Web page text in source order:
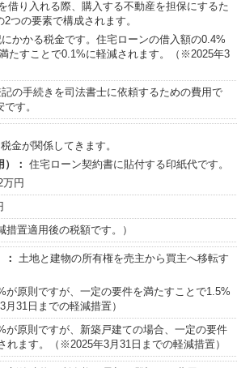
借り入れる際、購入する不動産を担保にするた
つの要素で構成されます。
かかる税金です。住宅ローンの借入額の0.4%
たすことで0.1%に軽減されます。（※2025年3
の手続きを司法書士に依頼するための費用で
す。
金が関係してきます。
： 住宅ローン契約書に貼付する印紙代です。
万円
置適用後の税額です。）
土地と建物の所有権を売主から買主へ移転す
が原則ですが、一定の要件を満たすことで1.5%
31日までの軽減措置）
が原則ですが、新築戸建ての場合、一定の要件
れます。（※2025年3月31日までの軽減措置）